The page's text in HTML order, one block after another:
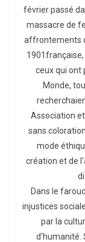
février passé
massacre de
affrontements
ceux qui ont
Monde,
Association
sans
mode
création et de
Dans le
injustices
par la
d'humanité.